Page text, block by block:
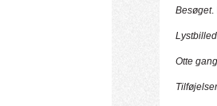
Besøget.
Otte
Tilføjelser